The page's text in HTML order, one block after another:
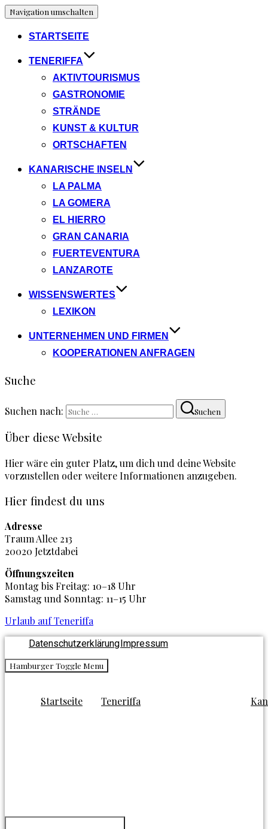
Navigation umschalten
STARTSEITE
TENERIFFA
AKTIVTOURISMUS
GASTRONOMIE
STRÄNDE
KUNST & KULTUR
ORTSCHAFTEN
KANARISCHE INSELN
LA PALMA
LA GOMERA
EL HIERRO
GRAN CANARIA
FUERTEVENTURA
LANZAROTE
WISSENSWERTES
LEXIKON
UNTERNEHMEN UND FIRMEN
KOOPERATIONEN ANFRAGEN
Suche
Suchen nach: Suchen
Über diese Website
Hier wäre ein guter Platz, um dich und deine Website
vorzustellen oder weitere Informationen anzugeben.
Hier findest du uns
Adresse
Traum Allee 213
20020 Jetztdabei
Öffnungszeiten
Montag bis Freitag: 10–18 Uhr
Samstag und Sonntag: 11–15 Uhr
Urlaub auf Teneriffa
Datenschutzerklärung Impressum
Hamburger Toggle Menu
Startseite Teneriffa